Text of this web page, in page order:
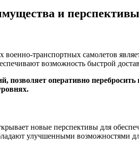
и перспективы
транспортных самолетов
возможность быстрой
позволяет оперативно
новые перспективы для
улучшенными возможностями